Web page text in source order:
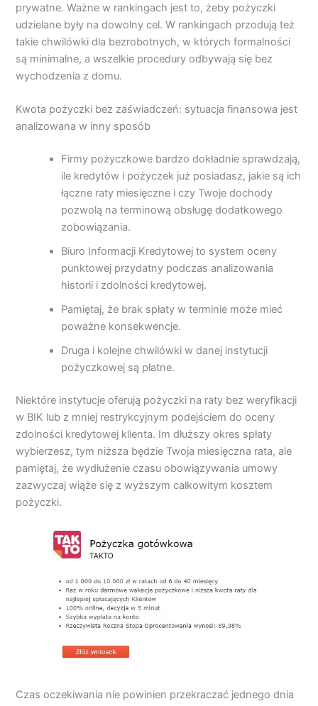
prywatne. Ważne w rankingach jest to, żeby pożyczki
udzielane były na dowolny cel. W rankingach przodują też
takie chwilówki dla bezrobotnych, w których formalności
są minimalne, a wszelkie procedury odbywają się bez
wychodzenia z domu.
Kwota pożyczki bez zaświadczeń: sytuacja finansowa jest
analizowana w inny sposób
Firmy pożyczkowe bardzo dokładnie sprawdzają,
ile kredytów i pożyczek już posiadasz, jakie są ich
łączne raty miesięczne i czy Twoje dochody
pozwolą na terminową obsługę dodatkowego
zobowiązania.
Biuro Informacji Kredytowej to system oceny
punktowej przydatny podczas analizowania
historii i zdolności kredytowej.
Pamiętaj, że brak spłaty w terminie może mieć
poważne konsekwencje.
Druga i kolejne chwilówki w danej instytucji
pożyczkowej są płatne.
Niektóre instytucje oferują pożyczki na raty bez weryfikacji
w BIK lub z mniej restrykcyjnym podejściem do oceny
zdolności kredytowej klienta. Im dłuższy okres spłaty
wybierzesz, tym niższa będzie Twoja miesięczna rata, ale
pamiętaj, że wydłużenie czasu obowiązywania umowy
zazwyczaj wiąże się z wyższym całkowitym kosztem
pożyczki.
Czas oczekiwania nie powinien przekraczać jednego dnia